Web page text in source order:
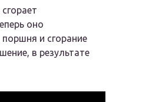
оно
и сгорание
в результате